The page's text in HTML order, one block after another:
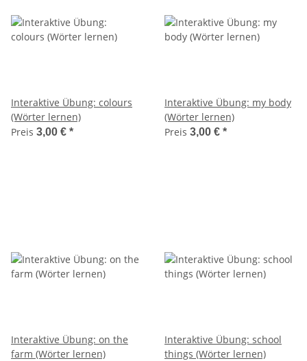
Interaktive Übung: colours
(Wörter lernen)
Preis 3,00 € *
Interaktive Übung: my body
(Wörter lernen)
Preis 3,00 € *
Interaktive Übung: on the
farm (Wörter lernen)
Interaktive Übung: school
things (Wörter lernen)